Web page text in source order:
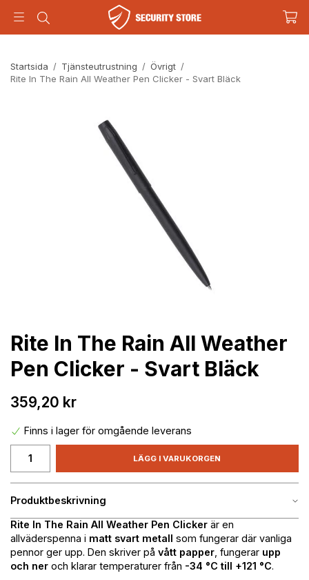
Startsida / Tjänsteutrustning / Övrigt /
Rite In The Rain All Weather Pen Clicker - Svart Bläck
Rite In The Rain All Weather
Pen Clicker - Svart Bläck
359,20 kr
Finns i lager för omgående leverans
LÄGG I VARUKORGEN
Produktbeskrivning
Rite In The Rain All Weather Pen Clicker är en
allväderspenna i matt svart metall
som fungerar där vanliga
pennor ger upp. Den skriver på vått papper, fungerar upp
och ner och klarar temperaturer från -34 °C till +121 °C.